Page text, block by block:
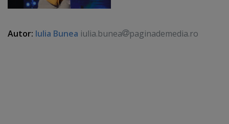
Autor: Iulia Bunea iulia.bunea paginademedia.ro